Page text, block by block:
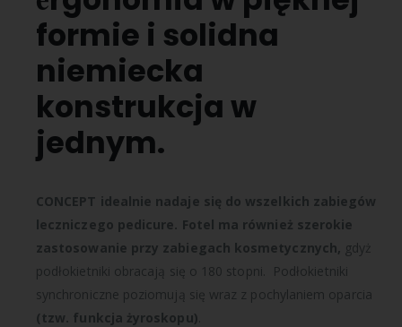
formie i solidna
niemiecka
konstrukcja w
jednym.
CONCEPT idealnie nadaje się do wszelkich zabiegów
leczniczego pedicure. Fotel ma również szerokie
zastosowanie przy zabiegach kosmetycznych, gdyż
podłokietniki obracają się o 180 stopni. Podłokietniki
synchroniczne poziomują się wraz z pochylaniem oparcia
(tzw. funkcja żyroskopu)